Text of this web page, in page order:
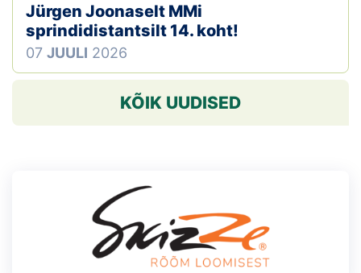
Jürgen Joonaselt MMi
sprindidistantsilt 14. koht!
07 JUULI 2026
KÕIK UUDISED